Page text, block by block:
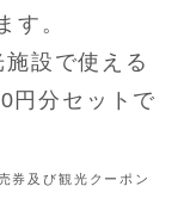
す。
設で使える
円分セットで
券及び観光クーポン